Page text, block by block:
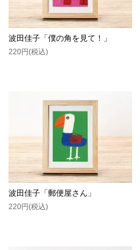
波田佳子「僕の角を見て！」
220円(税込)
波田佳子「郵便屋さん」
220円(税込)